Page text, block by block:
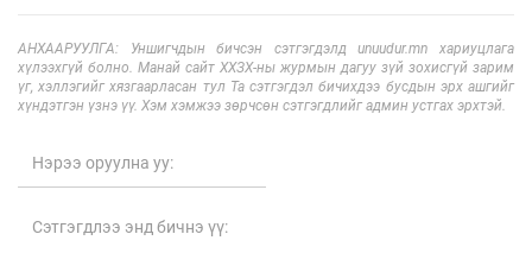
АНХААРУУЛГА: Уншигчдын бичсэн сэтгэгдэлд unuudur.mn хариуцлага
хүлээхгүй болно. Манай сайт ХХЗХ-ны журмын дагуу зүй зохисгүй зарим
үг, хэллэгийг хязгаарласан тул Та сэтгэгдэл бичихдээ бусдын эрх ашгийг
хүндэтгэн үзнэ үү. Хэм хэмжээ зөрчсөн сэтгэгдлийг админ устгах эрхтэй.